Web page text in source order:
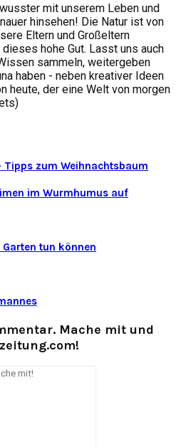
mit unserem Leben und
hinsehen! Die Natur ist von
Eltern und Großeltern
hohe Gut. Lasst uns auch
sammeln, weitergeben
haben - neben kreativer Ideen
heute, der eine Welt von morgen
zum Weihnachtsbaum
im Wurmhumus auf
tun können
Mache mit und